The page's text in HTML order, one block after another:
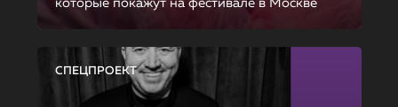
которые покажут на фестивале в Москве
СПЕЦПРОЕКТ